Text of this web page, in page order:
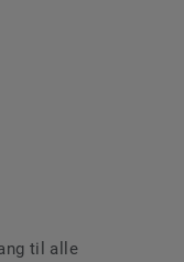
til alle